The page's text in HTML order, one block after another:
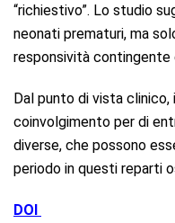
“richiestivo”. Lo studio
neonati prematuri, ma
responsività contingente
Dal punto di vista
coinvolgimento per di
diverse, che possono
periodo in questi reparti
DOI